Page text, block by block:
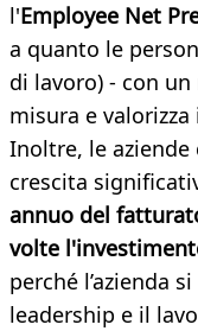
l'Employee Net
a quanto le
di lavoro) - con
misura e
Inoltre, le
crescita
annuo del
volte
perché l’azienda
leadership e il